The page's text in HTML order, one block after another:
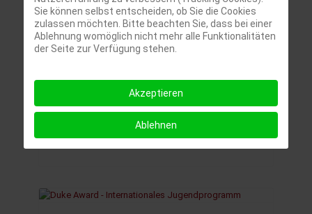
Offener Ganztag - OGTS
GuGs Ahoi! Unser Hafen
Sie können selbst entscheiden, ob Sie die Cookies
zulassen möchten. Bitte beachten Sie, dass bei einer
Ablehnung womöglich nicht mehr alle Funktionalitäten
der Seite zur Verfügung stehen.
Akzeptieren
Ablehnen